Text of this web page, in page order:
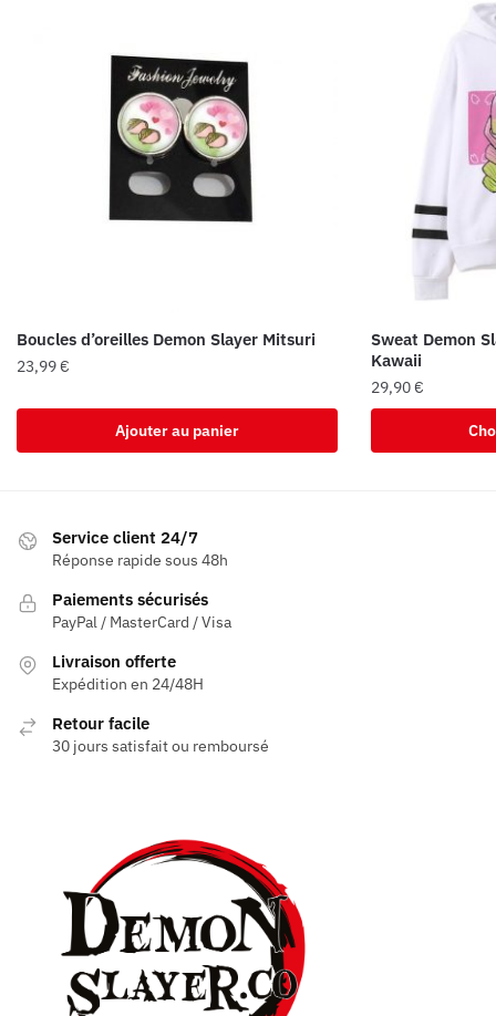
Boucles d’oreilles Demon Slayer Mitsuri
23,99€
Ajouter au panier
Sweat Demon
Kawaii
29,90€
produit
Service client 24/7
Réponse rapide sous 48h
Paiements sécurisés
PayPal / MasterCard / Visa
Livraison offerte
Expédition en 24/48H
Retour facile
30 jours satisfait ou remboursé